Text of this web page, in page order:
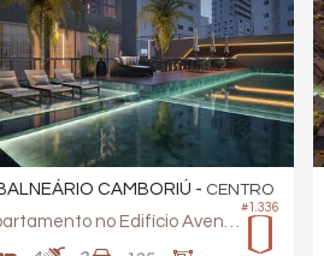
#1.336
CAMBORIÚ - CENTRO